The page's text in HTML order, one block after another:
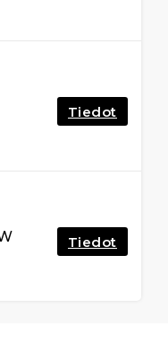
Tiedot
Tiedot